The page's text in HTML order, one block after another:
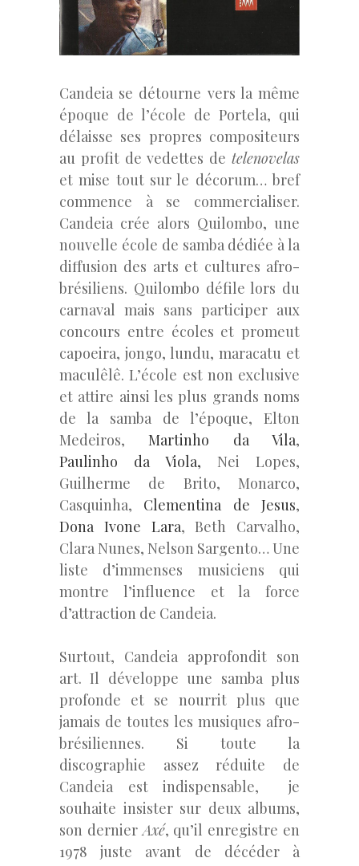
Candeia se détourne vers la même
époque de l’école de Portela, qui
délaisse ses propres compositeurs
au profit de vedettes de telenovelas
et mise tout sur le décorum… bref
commence à se commercialiser.
Candeia crée alors Quilombo, une
nouvelle école de samba dédiée à la
diffusion des arts et cultures afro-
brésiliens. Quilombo défile lors du
carnaval mais sans participer aux
concours entre écoles et promeut
capoeira, jongo, lundu, maracatu et
maculêlê. L’école est non exclusive
et attire ainsi les plus grands noms
de la samba de l’époque, Elton
Medeiros,Martinho da Vila,
Paulinho da Viola, Nei Lopes,
Guilherme de Brito, Monarco,
Casquinha, Clementina de Jesus,
Dona Ivone Lara, Beth Carvalho,
Clara Nunes, Nelson Sargento… Une
liste d’immenses musiciens qui
montre l’influence et la force
d’attraction de Candeia.
Surtout, Candeia approfondit son
art. Il développe une samba plus
profonde et se nourrit plus que
jamais de toutes les musiques afro-
brésiliennes. Si toute la
discographie assez réduite de
Candeia est indispensable, je
souhaite insister sur deux albums,
son dernierAxé, qu’il enregistre en
1978 juste avant de décéder à